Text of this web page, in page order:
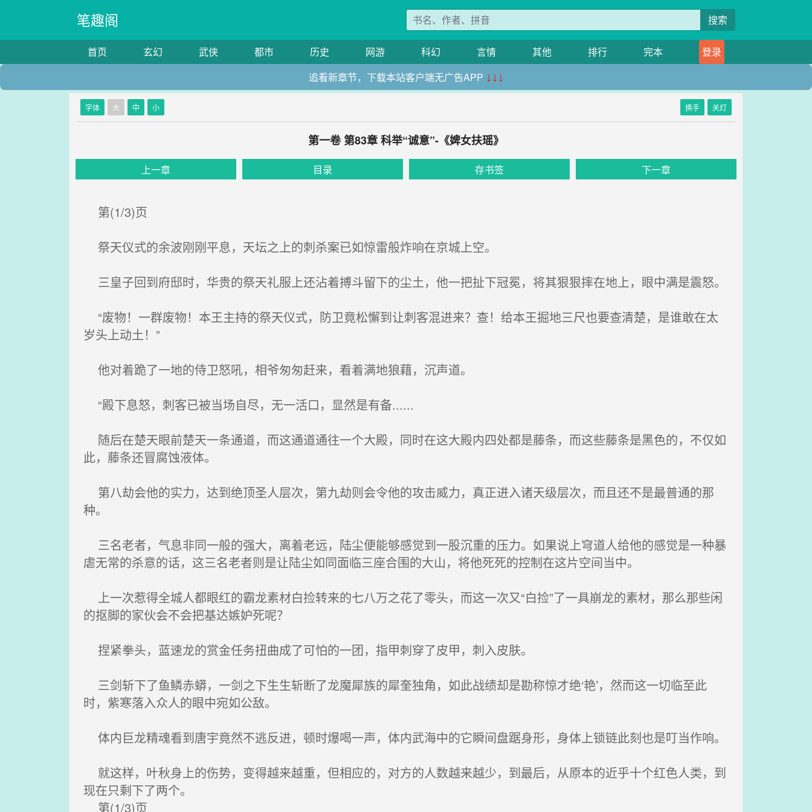
笔趣阁 搜索
首页 玄幻 武侠 都市 历史 网游 科幻 言情 其他 排行 完本
登录
追看新章节，下载本站客户端无广告APP ↓↓↓
字体 大 中 小 换手 关灯
第一卷 第83章 科举“诚意”-《婢女扶瑶》
上一章 目录 存书签 下一章
第(1/3)页
祭天仪式的余波刚刚平息，天坛之上的刺杀案已如惊雷般炸响在京城上空。
三皇子回到府邸时，华贵的祭天礼服上还沾着搏斗留下的尘土，他一把扯下冠冕，将其狠狠摔在地上，眼中满是震怒。
“废物！一群废物！本王主持的祭天仪式，防卫竟松懈到让刺客混进来？查！给本王掘地三尺也要查清楚，是谁敢在太
岁头上动土！”
他对着跪了一地的侍卫怒吼，相爷匆匆赶来，看着满地狼藉，沉声道。
“殿下息怒，刺客已被当场自尽，无一活口，显然是有备......
随后在楚天眼前楚天一条通道，而这通道通往一个大殿，同时在这大殿内四处都是藤条，而这些藤条是黑色的，不仅如
此，藤条还冒腐蚀液体。
第八劫会他的实力，达到绝顶圣人层次，第九劫则会令他的攻击威力，真正进入诸天级层次，而且还不是最普通的那
种。
三名老者，气息非同一般的强大，离着老远，陆尘便能够感觉到一股沉重的压力。如果说上穹道人给他的感觉是一种暴
虐无常的杀意的话，这三名老者则是让陆尘如同面临三座合围的大山，将他死死的控制在这片空间当中。
上一次惹得全城人都眼红的霸龙素材白捡转来的七八万之花了零头，而这一次又“白捡”了一具崩龙的素材，那么那些闲
的抠脚的家伙会不会把基达嫉妒死呢？
捏紧拳头，蓝速龙的赏金任务扭曲成了可怕的一团，指甲刺穿了皮甲，刺入皮肤。
三剑斩下了鱼鳞赤蟒，一剑之下生生斩断了龙魔犀族的犀奎独角，如此战绩却是勘称惊才绝‘艳’，然而这一切临至此
时，紫寒落入众人的眼中宛如公敌。
体内巨龙精魂看到唐宇竟然不逃反进，顿时爆喝一声，体内武海中的它瞬间盘踞身形，身体上锁链此刻也是叮当作响。
就这样，叶秋身上的伤势，变得越来越重，但相应的，对方的人数越来越少，到最后，从原本的近乎十个红色人类，到
现在只剩下了两个。
第(1/3)页